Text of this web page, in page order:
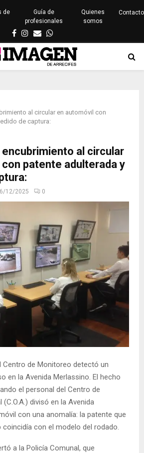
de
Guía de
profesionales
Quienes
somos
Contacto
Facebook
Instagram
EmailWhatsapp
al circular en automóvil con
de captura:
al circular
patente adulterada y
12/2025 0
Centro de Monitoreo detectó un
en la Avenida Merlassino. El hecho
el personal del Centro de
divisó en la Avenida
con una anomalía: la patente que
con el modelo del rodado.
a la Policía Comunal, que